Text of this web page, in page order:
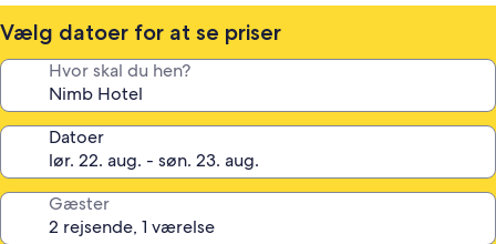
Vælg datoer for at se priser
Hvor skal du hen?
Datoer
Gæster